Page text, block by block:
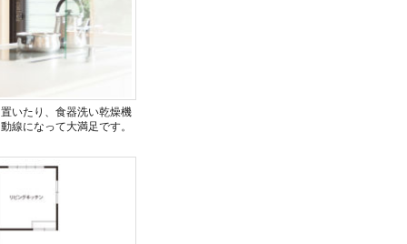
いたり、食器洗い乾燥機
線になって大満足です。